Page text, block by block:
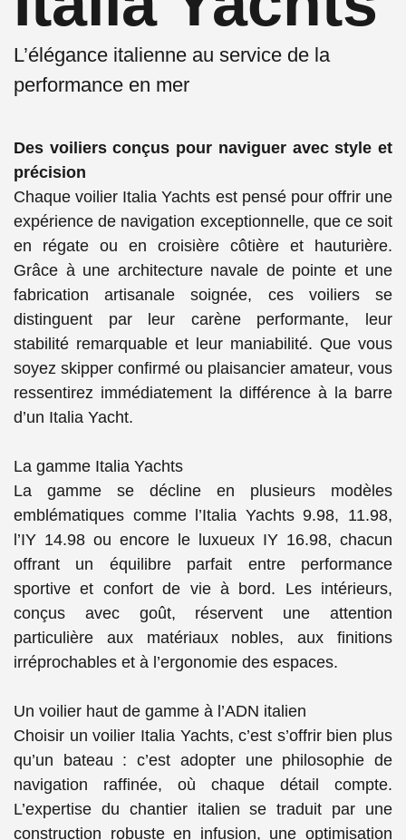
L’élégance italienne au service de la
performance en mer
Des voiliers conçus pour naviguer avec style et
précision
Chaque voilier Italia Yachts est pensé pour offrir une
expérience de navigation exceptionnelle, que ce soit
en régate ou en croisière côtière et hauturière.
Grâce à une architecture navale de pointe et une
fabrication artisanale soignée, ces voiliers se
distinguent par leur carène performante, leur
stabilité remarquable et leur maniabilité. Que vous
soyez skipper confirmé ou plaisancier amateur, vous
ressentirez immédiatement la différence à la barre
d’un Italia Yacht.
La gamme Italia Yachts
La gamme se décline en plusieurs modèles
emblématiques comme l’Italia Yachts 9.98, 11.98,
l’IY 14.98 ou encore le luxueux IY 16.98, chacun
offrant un équilibre parfait entre performance
sportive et confort de vie à bord. Les intérieurs,
conçus avec goût, réservent une attention
particulière aux matériaux nobles, aux finitions
irréprochables et à l’ergonomie des espaces.
Un voilier haut de gamme à l’ADN italien
Choisir unvoilier Italia Yachts, c’est s’offrir bien plus
qu’un bateau : c’est adopter une philosophie de
navigation raffinée, où chaque détail compte.
L’expertise du chantier italien se traduit par une
construction robuste en infusion, une optimisation